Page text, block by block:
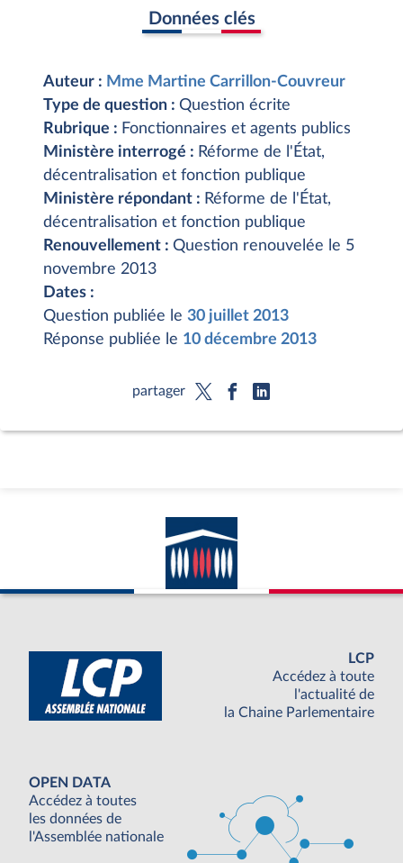
Données clés
Auteur : Mme Martine Carrillon-Couvreur
Type de question : Question écrite
Rubrique : Fonctionnaires et agents publics
Ministère interrogé : Réforme de l'État,
décentralisation et fonction publique
Ministère répondant : Réforme de l'État,
décentralisation et fonction publique
Renouvellement : Question renouvelée le 5
novembre 2013
Dates :
Question publiée le 30 juillet 2013
Réponse publiée le 10 décembre 2013
partager
LCP
Accédez à toute
l'actualité de
la Chaine Parlementaire
OPEN DATA
Accédez à toutes
les données de
l'Assemblée nationale